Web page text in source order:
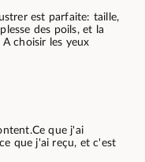
est parfaite: taille,
des poils, et la
choisir les yeux
que j'ai
que j'ai reçu, et c'est